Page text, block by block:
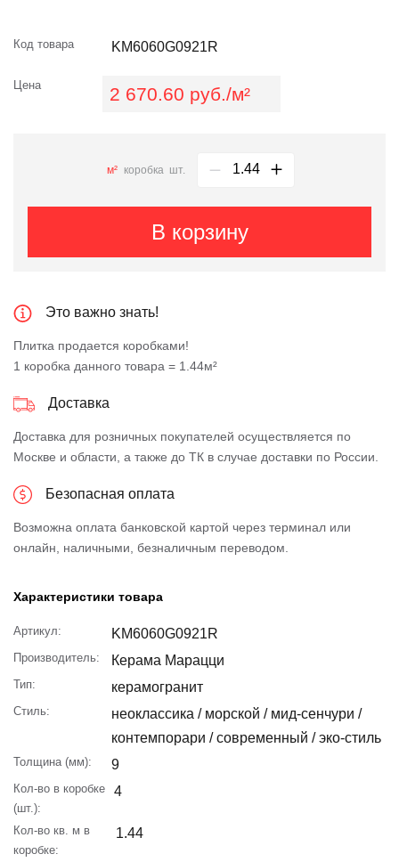
Код товара KM6060G0921R
Цена 2 670.60 руб./м²
м² коробка шт.
В корзину
Это важно знать!
Плитка продается коробками!
1 коробка данного товара = 1.44м²
Доставка
Доставка для розничных покупателей осуществляется по
Москве и области, а также до ТК в случае доставки по России.
Безопасная оплата
Возможна оплата банковской картой через терминал или
онлайн, наличными, безналичным переводом.
Характеристики товара
Артикул: KM6060G0921R
Производитель: Керама Марацци
Тип: керамогранит
Стиль:
неоклассика / морской / мид-сенчури /
контемпорари / современный / эко-стиль
Толщина (мм): 9
Кол-во в коробке
(шт.):
4
Кол-во кв. м в
коробке:
1.44